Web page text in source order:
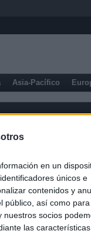
en un
únicos e
contenidos y
público, así como para
socios
las
Asia-Pacífico